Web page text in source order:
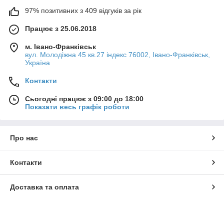
97% позитивних з 409 відгуків за рік
Працює з 25.06.2018
м. Івано-Франківськ
вул. Молодіжна 45 кв.27 індекс 76002, Івано-Франківськ,
Україна
Контакти
Сьогодні працює з 09:00 до 18:00
Показати весь графік роботи
Про нас
Контакти
Доставка та оплата